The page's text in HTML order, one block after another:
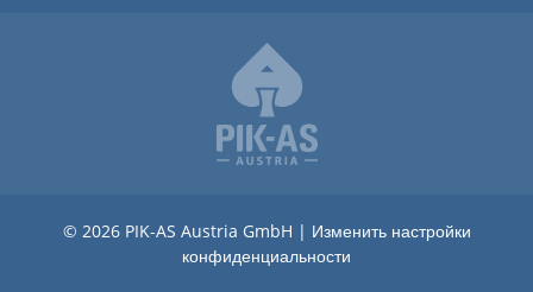
© 2026 PIK-AS Austria GmbH | Изменить настройки
конфиденциальности